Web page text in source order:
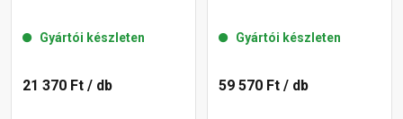
Gyártói készleten
21 370 Ft / db
Gyártói készleten
59 570 Ft / db